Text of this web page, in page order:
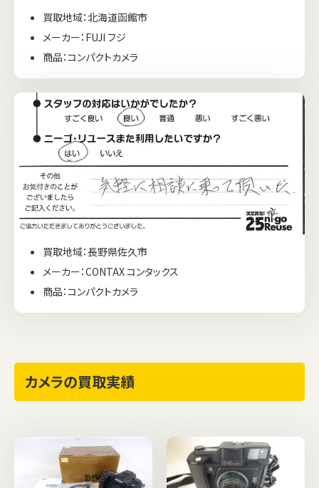
買取地域：北海道函館市
メーカー：FUJI フジ
商品：コンパクトカメラ
買取地域：長野県佐久市
メーカー：CONTAX コンタックス
商品：コンパクトカメラ
カメラの買取実績